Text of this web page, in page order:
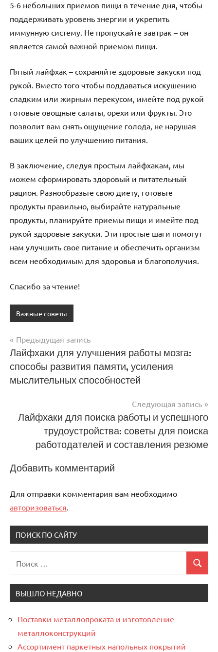
5-6 небольших приемов пищи в течение дня, чтобы
поддерживать уровень энергии и укрепить
иммунную систему. Не пропускайте завтрак – он
является самой важной приемом пищи.
Пятый лайфхак – сохраняйте здоровые закуски под
рукой. Вместо того чтобы поддаваться искушению
сладким или жирным перекусом, имейте под рукой
готовые овощные салаты, орехи или фрукты. Это
позволит вам снять ощущение голода, не нарушая
ваших целей по улучшению питания.
В заключение, следуя простым лайфхакам, мы
можем сформировать здоровый и питательный
рацион. Разнообразьте свою диету, готовьте
продукты правильно, выбирайте натуральные
продукты, планируйте приемы пищи и имейте под
рукой здоровые закуски. Эти простые шаги помогут
нам улучшить свое питание и обеспечить организм
всем необходимым для здоровья и благополучия.
Спасибо за чтение!
Важные советы
Навигация
по
записям
Предыдущая запись
Лайфхаки для улучшения работы мозга:
способы развития памяти, усиления
мыслительных способностей
Следующая запись
Лайфхаки для поиска работы и успешного
трудоустройства: советы для поиска
работодателей и составления резюме
Добавить комментарий
Для отправки комментария вам необходимо
авторизоваться.
ПОИСК ПО САЙТУ
для:
Поиск
ВЫШЛО НЕДАВНО
Поставки металлопроката и изготовление
металлоконструкций
Ассортимент паркетных напольных покрытий